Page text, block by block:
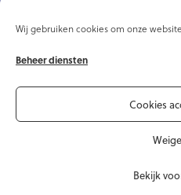
Wij gebruiken cookies om onze
Beheer diensten
Cookies
Bekijk
Online cursus
Online cursussen
Artikelen
Contact